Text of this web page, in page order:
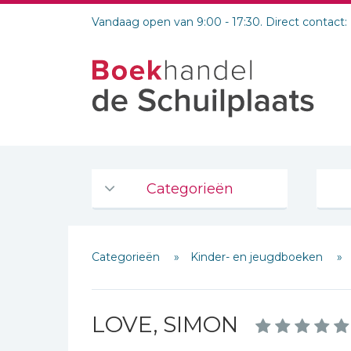
Vandaag open van 9:00 - 17:30. Direct contact:
Categorieën
De Bijbel
Bijbelse Dagboeken 2026
Bijbelstudie groepen
Categorieën Kinder- en jeugdboeken
LOVE, SIMON